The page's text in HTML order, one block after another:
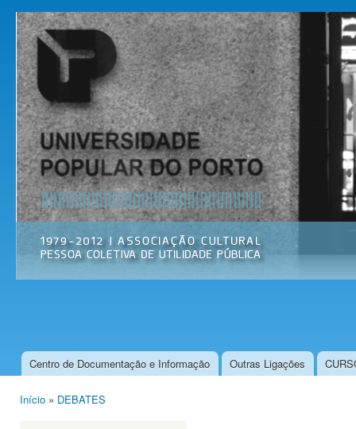
Universidade
Popular do
Porto
Associação
Cultural
Menu principal
Centro de Documentação e Informação Outras Ligações
Início » DEBATES